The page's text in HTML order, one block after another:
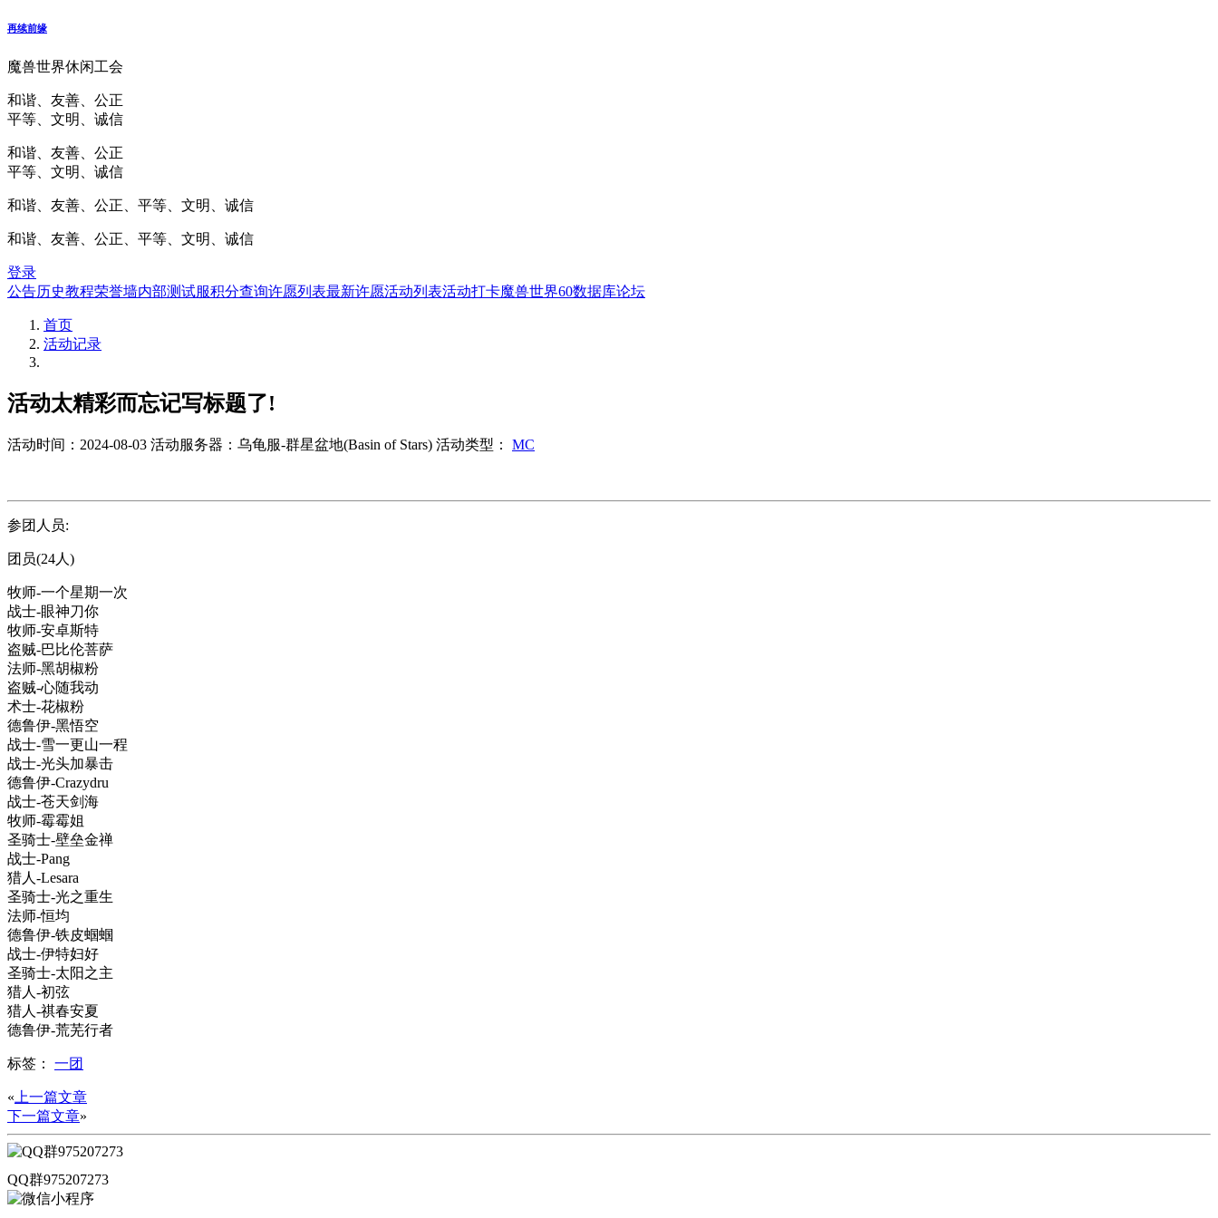
再续前缘
魔兽世界休闲工会
和谐、友善、公正
平等、文明、诚信
和谐、友善、公正
平等、文明、诚信
和谐、友善、公正、平等、文明、诚信
和谐、友善、公正、平等、文明、诚信
登录
公告历史教程荣誉墙内部测试服积分查询许愿列表最新许愿活动列表活动打卡魔兽世界60数据库论坛
首页
活动记录
活动太精彩而忘记写标题了!
活动时间：2024-08-03 活动服务器：乌龟服-群星盆地(Basin of Stars) 活动类型： MC
参团人员:
团员(24人)
牧师-一个星期一次
战士-眼神刀你
牧师-安卓斯特
盗贼-巴比伦菩萨
法师-黑胡椒粉
盗贼-心随我动
术士-花椒粉
德鲁伊-黑悟空
战士-雪一更山一程
战士-光头加暴击
德鲁伊-Crazydru
战士-苍天剑海
牧师-霉霉姐
圣骑士-壁垒金禅
战士-Pang
猎人-Lesara
圣骑士-光之重生
法师-恒均
德鲁伊-铁皮蝈蝈
战士-伊特妇好
圣骑士-太阳之主
猎人-初弦
猎人-祺春安夏
德鲁伊-荒芜行者
标签： 一团
« 上一篇文章
下一篇文章»
QQ群975207273